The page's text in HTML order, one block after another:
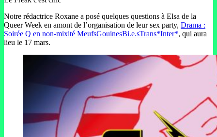
Notre rédactrice Roxane a posé quelques questions à Elsa de la
Queer Week en amont de l’organisation de leur sex party, Drama :
Soirée Q en non-mixité MeufsGouinesBi.e.sTrans*Inter*, qui aura
lieu le 17 mars.